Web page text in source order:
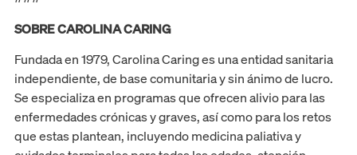
SOBRE CAROLINA CARING
Fundada en 1979, Carolina Caring es una entidad sanitaria
independiente, de base comunitaria y sin ánimo de lucro.
Se especializa en programas que ofrecen alivio para las
enfermedades crónicas y graves, así como para los retos
que estas plantean, incluyendo medicina paliativa y